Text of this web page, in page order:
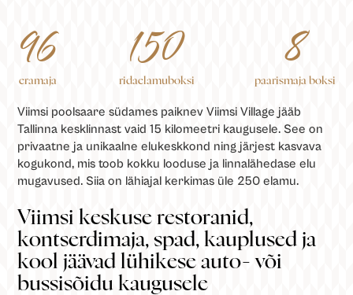
96
eramaja 150
ridaelamuboksi 8
paarismaja boksi
Viimsi poolsaare südames paiknev Viimsi Village jääb
Tallinna kesklinnast vaid 15 kilomeetri kaugusele. See on
privaatne ja unikaalne elukeskkond ning järjest kasvava
kogukond, mis toob kokku looduse ja linnalähedase elu
mugavused. Siia on lähiajal kerkimas üle 250 elamu.
Viimsi keskuse restoranid,
kontserdimaja, spad, kauplused ja
kool jäävad lühikese auto- või
bussisõidu kaugusele